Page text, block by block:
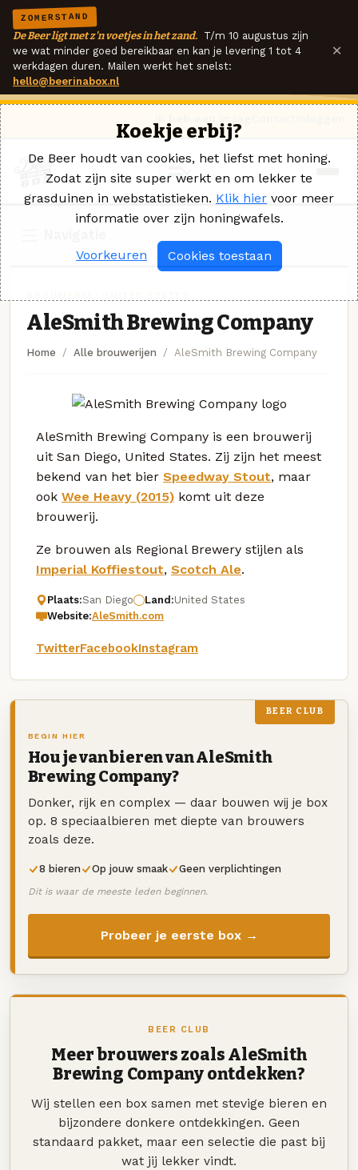
ZOMERSTAND
De Beer ligt met z'n voetjes in het zand. T/m 10 augustus zijn
we wat minder goed bereikbaar en kan je levering 1 tot 4
werkdagen duren. Mailen werkt het snelst:
hello@beerinabox.nl
×
AleSmith Brewing Company
Home Alle brouwerijen AleSmith Brewing Company
AleSmith Brewing Company is een brouwerij
uit San Diego, United States. Zij zijn het meest
bekend van het bier Speedway Stout, maar
ook Wee Heavy (2015) komt uit deze
brouwerij.
Ze brouwen als Regional Brewery stijlen als
Imperial Koffiestout, Scotch Ale.
Plaats:San Diego Land:United States
Website:AleSmith.com
TwitterFacebookInstagram
BEER CLUB
BEGIN HIER
Hou je van bieren van AleSmith
Brewing Company?
Donker, rijk en complex — daar bouwen wij je box
op. 8 speciaalbieren met diepte van brouwers
zoals deze.
8 bieren Op jouw smaak Geen verplichtingen
Dit is waar de meeste leden beginnen.
Probeer je eerste box →
BEER CLUB
Meer brouwers zoals AleSmith
Brewing Company ontdekken?
Wij stellen een box samen met stevige bieren en
bijzondere donkere ontdekkingen. Geen
standaard pakket, maar een selectie die past bij
wat jij lekker vindt.
Koekje erbij?
De Beer houdt van cookies, het liefst met honing.
Zodat zijn site super werkt en om lekker te
grasduinen in webstatistieken. Klik hier voor meer
informatie over zijn honingwafels.
Voorkeuren Cookies toestaan